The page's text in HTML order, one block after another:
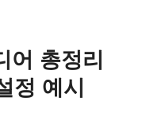
어 총정리
정 예시